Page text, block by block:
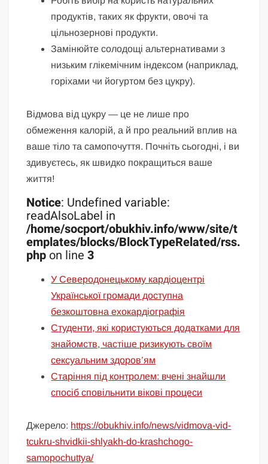
продуктів, таких як фрукти, овочі та
цільнозернові продукти.
Замінюйте солодощі альтернативами з
низьким глікемічним індексом (наприклад,
горіхами чи йогуртом без цукру).
Відмова від цукру — це не лише про
обмеження калорій, а й про реальний вплив на
ваше тіло та самопочуття. Почніть сьогодні, і ви
здивуєтесь, як швидко покращиться ваше
життя!
Notice: Undefined variable:
readAlsoLabel in
/home/socport/obukhiv.info/www/site/t
emplates/blocks/BlockTypeRelated/rss.
php on line3
У Северодонецькому кардіоцентрі
Української громади доступна
безкоштовна ехокардіографія
Cтуденти, які користуються додатками для
знайомств, частіше ризикують своїм
сексуальним здоров’ям
Старіння під контролем: вчені знайшли
спосіб сповільнити вікові процеси
Джерело: https://obukhiv.info/news/vidmova-vid-
tcukru-shvidkii-shlyakh-do-krashchogo-
samopochuttya/